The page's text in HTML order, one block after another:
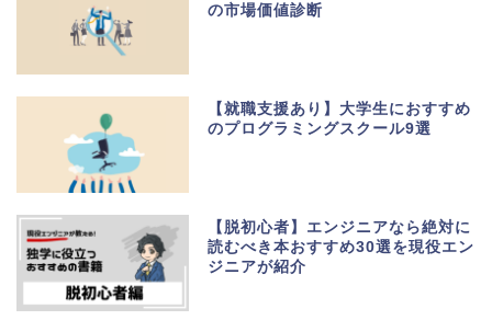
の市場価値診断
【就職支援あり】大学生におすすめ
のプログラミングスクール9選
【脱初心者】エンジニアなら絶対に
読むべき本おすすめ30選を現役エン
ジニアが紹介